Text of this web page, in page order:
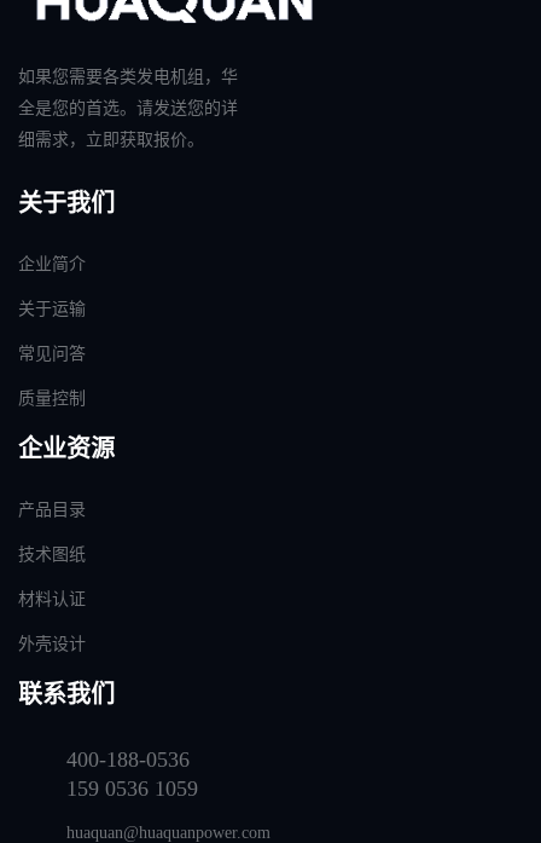
如果您需要各类发电机组，华
全是您的首选。请发送您的详
细需求，立即获取报价。
关于我们
企业简介
关于运输
常见问答
质量控制
企业资源
产品目录
技术图纸
材料认证
外壳设计
联系我们
400-188-0536
159 0536 1059
huaquan@huaquanpower.com